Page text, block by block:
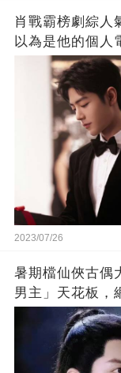
肖戰霸榜劇綜人
以為是他的個人
2023/07/26
暑期檔仙俠古偶
男主」天花板，